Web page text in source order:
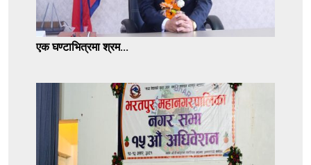
एक घण्टाभित्रमा श्रम...